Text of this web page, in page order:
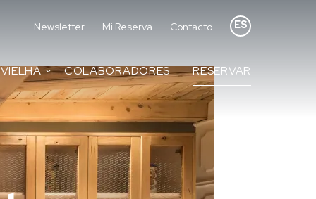
Newsletter Mi Reserva Contacto ES
VIELHA COLABORADORES RESERVAR